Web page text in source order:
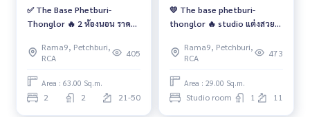
✅ The Base Phetburi-
Thonglor 🔥 2 ห้องนอน ราคา
🔥
Rama9, Petchburi,
RCA
405
Area : 63.00 Sq.m.
2 2 21-50
💛 The base phetburi-
thonglor 🔥 studio แต่งสวย
Rama9, Petchburi,
RCA
473
Area : 29.00 Sq.m.
Studio room 1 11